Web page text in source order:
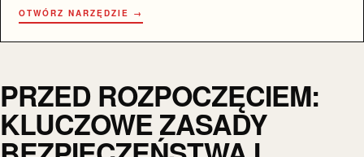
OTWÓRZ NARZĘDZIE →
PRZED ROZPOCZĘCIEM:
KLUCZOWE ZASADY